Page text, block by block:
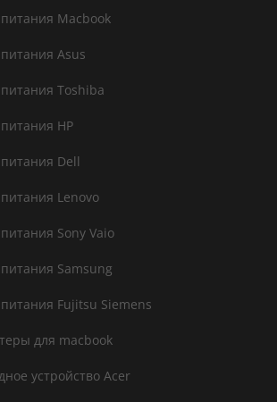
Macbook
Asus
Toshiba
HP
Dell
Lenovo
Sony Vaio
Samsung
Fujitsu Siemens
для macbook
устройство Acer